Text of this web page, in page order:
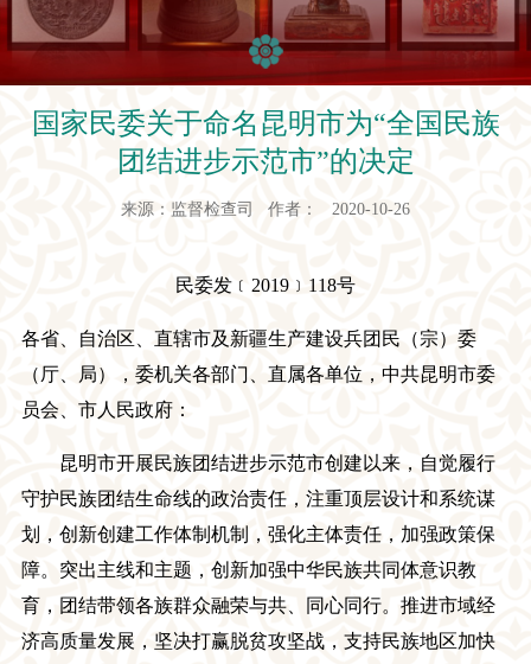
国家民委关于命名昆明市为“全国民族
团结进步示范市”的决定
来源：监督检查司 作者： 2020-10-26
民委发 ﹝ 2019 ﹞ 118号
各省、自治区、直辖市及新疆生产建设兵团民（宗）委
（厅、局），委机关各部门、直属各单位，中共昆明市委
员会、市人民政府：
昆明市开展民族团结进步示范市创建以来，自觉履行
守护民族团结生命线的政治责任，注重顶层设计和系统谋
划，创新创建工作体制机制，强化主体责任，加强政策保
障。突出主线和主题，创新加强中华民族共同体意识教
育，团结带领各族群众融荣与共、同心同行。推进市域经
济高质量发展，坚决打赢脱贫攻坚战，支持民族地区加快